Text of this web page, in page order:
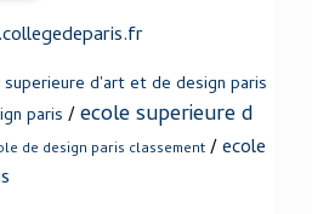
d'art et de design paris
paris /ecole superieure d
de design paris classement /ecole